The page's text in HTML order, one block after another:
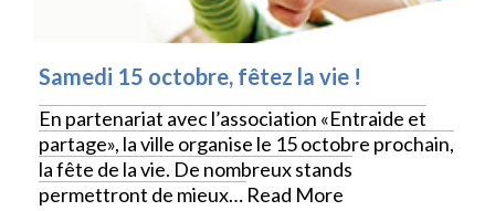
Samedi 15 octobre, fêtez la vie !
En partenariat avec l’association «Entraide et
partage», la ville organise le 15 octobre prochain,
la fête de la vie. De nombreux stands
permettront de mieux… Read More